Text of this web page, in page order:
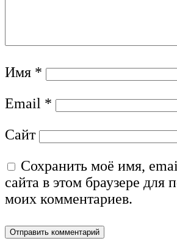
Имя *
Email *
Сайт
Сохранить моё имя,
сайта в этом браузере
моих комментариев.